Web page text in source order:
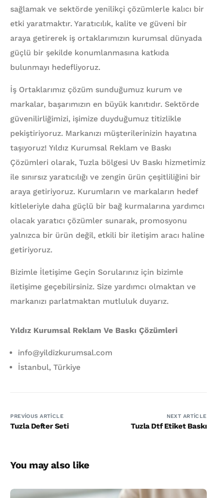
sağlamak ve sektörde yenilikçi çözümlerle kalıcı bir
etki yaratmaktır. Yaratıcılık, kalite ve güveni bir
araya getirerek iş ortaklarımızın kurumsal dünyada
güçlü bir şekilde konumlanmasına katkıda
bulunmayı hedefliyoruz.
İş Ortaklarımız çözüm sunduğumuz kurum ve
markalar, başarımızın en büyük kanıtıdır. Sektörde
güvenilirliğimizi, işimize duyduğumuz titizlikle
pekiştiriyoruz. Markanızı müşterilerinizin hayatına
taşıyoruz! Yıldız Kurumsal Reklam ve Baskı
Çözümleri olarak, Tuzla bölgesi Uv Baskı hizmetimiz
ile sınırsız yaratıcılığı ve zengin ürün çeşitliliğini bir
araya getiriyoruz. Kurumların ve markaların hedef
kitleleriyle daha güçlü bir bağ kurmalarına yardımcı
olacak yaratıcı çözümler sunarak, promosyonu
yalnızca bir ürün değil, etkili bir iletişim aracı haline
getiriyoruz.
Bizimle İletişime Geçin Sorularınız için bizimle
iletişime geçebilirsiniz. Size yardımcı olmaktan ve
markanızı parlatmaktan mutluluk duyarız.
Yıldız Kurumsal Reklam Ve Baskı Çözümleri
info@yildizkurumsal.com
İstanbul, Türkiye
PREVIOUS ARTICLE
Tuzla Defter Seti
NEXT ARTICLE
Tuzla Dtf Etiket Baskı
You may also like